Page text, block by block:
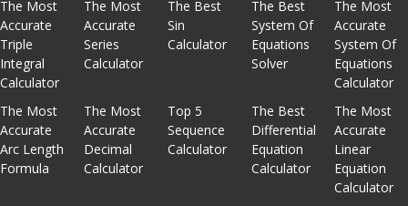
The Most
Accurate
Triple
Integral
Calculator
The Most
Accurate
Series
Calculator
The Best
Sin
Calculator
The Best
System Of
Equations
Solver
The Most
Accurate
System Of
Equations
Calculator
The Most
Accurate
Arc Length
Formula
The Most
Accurate
Decimal
Calculator
Top 5
Sequence
Calculator
The Best
Differential
Equation
Calculator
The Most
Accurate
Linear
Equation
Calculator